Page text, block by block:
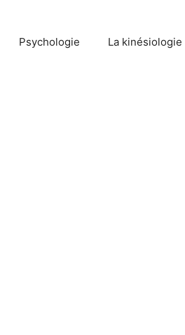
Psychologie La kinésiologie